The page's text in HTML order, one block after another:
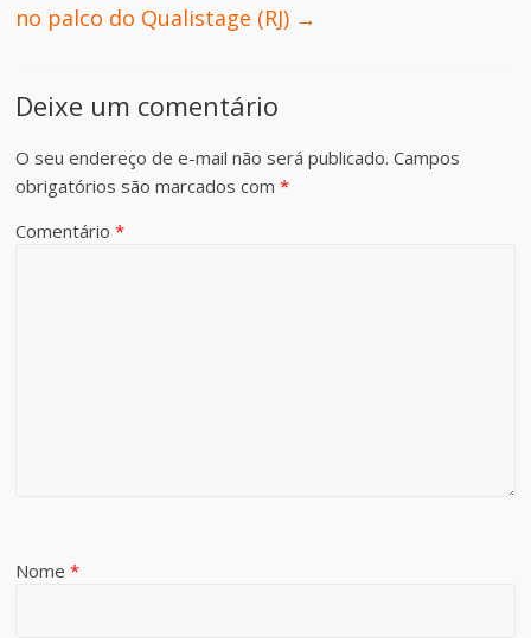
no palco do Qualistage (RJ) →
Deixe um comentário
O seu endereço de e-mail não será publicado. Campos
obrigatórios são marcados com*
Comentário*
Nome*